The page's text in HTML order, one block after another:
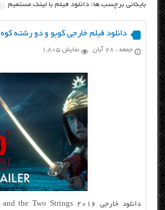
بایگانی برچسب ها: دانلود فیلم با لینک مستقیم
دانلود فیلم خارجی کوبو و دو رشته کوه ۲۰۱۶ با کیفیت بالا
جمعه ، ۲۸ آبان نمایش 1,805